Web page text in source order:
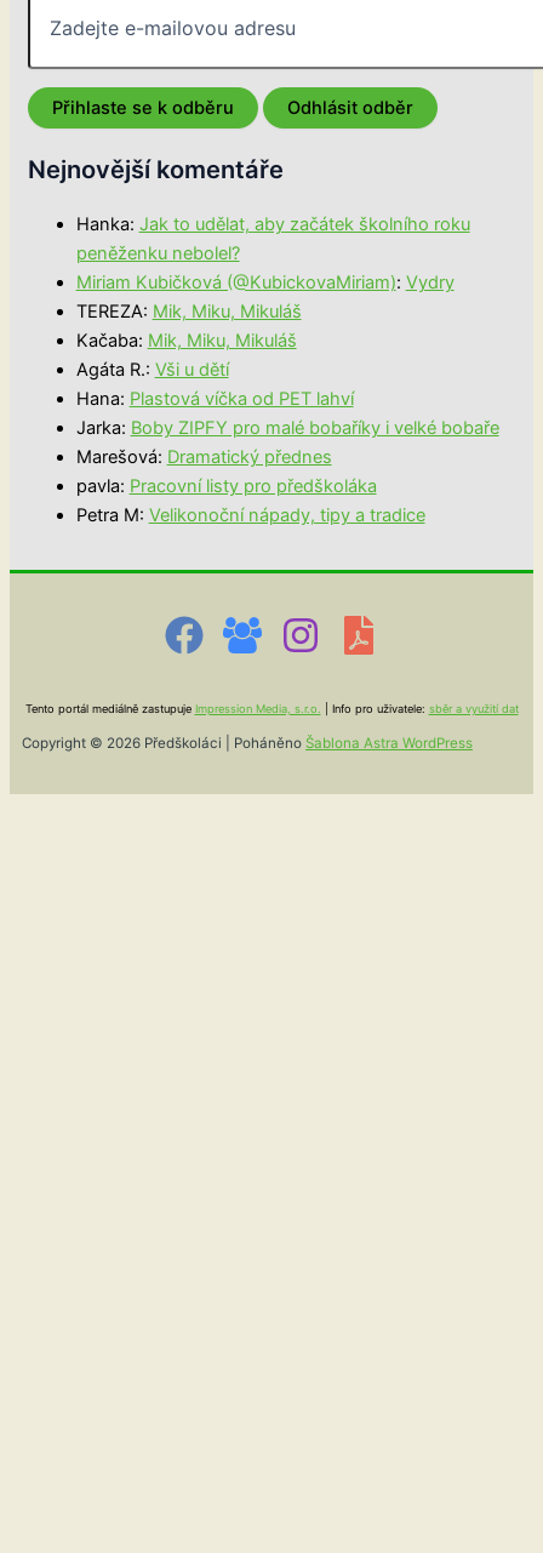
Nejnovější komentáře
Hanka: Jak to udělat, aby začátek školního roku
peněženku nebolel?
Miriam Kubičková (@KubickovaMiriam): Vydry
TEREZA: Mik, Miku, Mikuláš
Kačaba: Mik, Miku, Mikuláš
Agáta R.: Vši u dětí
Hana: Plastová víčka od PET lahví
Jarka: Boby ZIPFY pro malé bobaříky i velké bobaře
Marešová: Dramatický přednes
pavla: Pracovní listy pro předškoláka
Petra M: Velikonoční nápady, tipy a tradice
Tento portál mediálně zastupuje Impression Media, s.r.o. | Info pro uživatele: sběr a využití dat
Copyright © 2026 Předškoláci | Poháněno Šablona Astra WordPress